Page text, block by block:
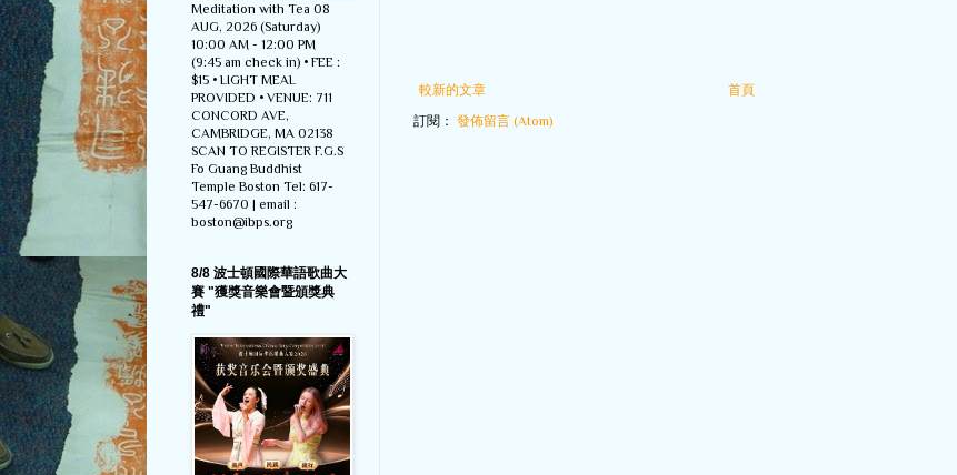
較新的文章
首頁
訂閱： 發佈留言 (Atom)
Meditation with Tea 08
AUG, 2026 (Saturday)
10:00 AM - 12:00 PM
(9:45 am check in) • FEE :
$15 • LIGHT MEAL
PROVIDED • VENUE: 711
CONCORD AVE,
CAMBRIDGE, MA 02138
SCAN TO REGISTER F.G.S
Fo Guang Buddhist
Temple Boston Tel: 617-
547-6670 | email :
boston@ibps.org
8/8 波士頓國際華語歌曲大
賽 "獲獎音樂會暨頒獎典
禮"